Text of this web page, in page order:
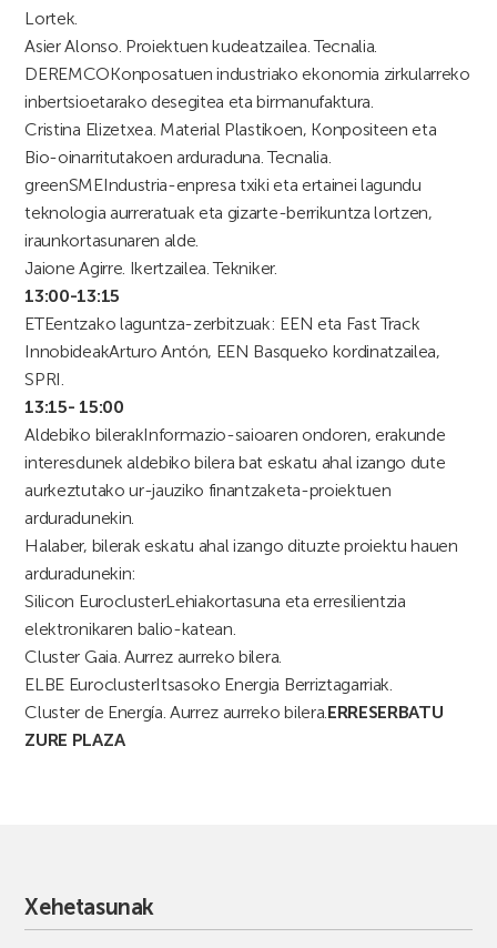
Lortek.
Asier Alonso. Proiektuen kudeatzailea. Tecnalia.
DEREMCOKonposatuen industriako ekonomia zirkularreko
inbertsioetarako desegitea eta birmanufaktura.
Cristina Elizetxea. Material Plastikoen, Konpositeen eta
Bio-oinarritutakoen arduraduna. Tecnalia.
greenSMEIndustria-enpresa txiki eta ertainei lagundu
teknologia aurreratuak eta gizarte-berrikuntza lortzen,
iraunkortasunaren alde.
Jaione Agirre. Ikertzailea. Tekniker.
13:00-13:15
ETEentzako laguntza-zerbitzuak: EEN eta Fast Track
InnobideakArturo Antón, EEN Basqueko kordinatzailea,
SPRI.
13:15- 15:00
Aldebiko bilerakInformazio-saioaren ondoren, erakunde
interesdunek aldebiko bilera bat eskatu ahal izango dute
aurkeztutako ur-jauziko finantzaketa-proiektuen
arduradunekin.
Halaber, bilerak eskatu ahal izango dituzte proiektu hauen
arduradunekin:
Silicon EuroclusterLehiakortasuna eta erresilientzia
elektronikaren balio-katean.
Cluster Gaia. Aurrez aurreko bilera.
ELBE EuroclusterItsasoko Energia Berriztagarriak.
Cluster de Energía. Aurrez aurreko bilera. ERRESERBATU
ZURE PLAZA
Xehetasunak